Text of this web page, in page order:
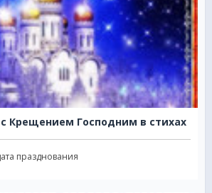
Крещением Господним в стихах
празднования